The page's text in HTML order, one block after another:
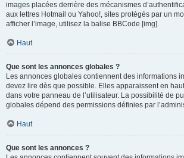
images placées derrière des mécanismes
aux lettres Hotmail ou Yahoo!, sites protégés par un
afficher l’image, utilisez la balise BBCode [img].
Haut
Que sont les annonces globales ?
Les annonces globales contiennent des informations
devez lire dès que possible. Elles apparaissent en
dans votre panneau de l’utilisateur. La possibilité de
globales dépend des permissions définies par
Haut
Que sont les annonces ?